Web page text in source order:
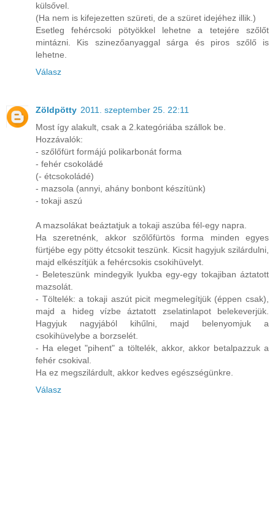
külsővel.
(Ha nem is kifejezetten szüreti, de a szüret idejéhez illik.)
Esetleg fehércsoki pötyökkel lehetne a tetejére szőlőt
mintázni. Kis szinezőanyaggal sárga és piros szőlő is
lehetne.
Válasz
Zöldpötty 2011. szeptember 25. 22:11
Most így alakult, csak a 2.kategóriába szállok be.
Hozzávalók:
- szőlőfürt formájú polikarbonát forma
- fehér csokoládé
(- étcsokoládé)
- mazsola (annyi, ahány bonbont készítünk)
- tokaji aszú
A mazsolákat beáztatjuk a tokaji aszúba fél-egy napra.
Ha szeretnénk, akkor szőlőfürtös forma minden egyes
fürtjébe egy pötty étcsokit teszünk. Kicsit hagyjuk szilárdulni,
majd elkészítjük a fehércsokis csokihüvelyt.
- Beleteszünk mindegyik lyukba egy-egy tokajiban áztatott
mazsolát.
- Töltelék: a tokaji aszút picit megmelegítjük (éppen csak),
majd a hideg vízbe áztatott zselatinlapot belekeverjük.
Hagyjuk nagyjából kihűlni, majd belenyomjuk a
csokihüvelybe a borzselét.
- Ha eleget "pihent" a töltelék, akkor, akkor betalpazzuk a
fehér csokival.
Ha ez megszilárdult, akkor kedves egészségünkre.
Válasz